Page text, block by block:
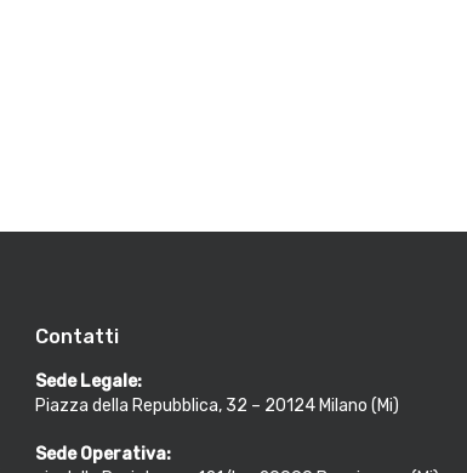
Contatti
Sede Legale:
Piazza della Repubblica, 32 – 20124 Milano (Mi)
Sede Operativa: